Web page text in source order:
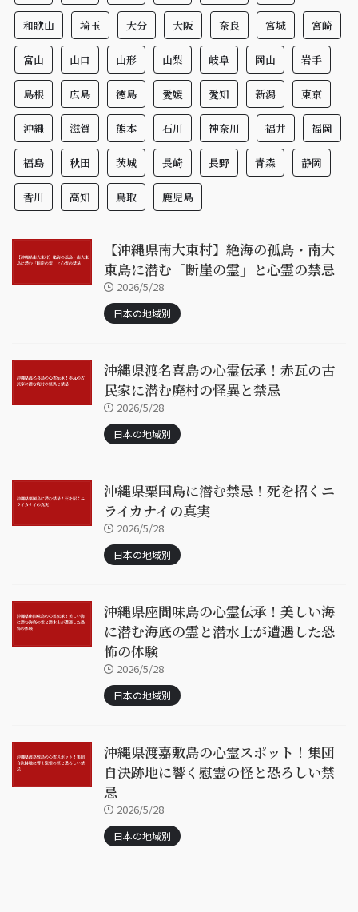
和歌山 埼玉 大分 大阪 奈良 宮城 宮崎
富山 山口 山形 山梨 岐阜 岡山 岩手
島根 広島 徳島 愛媛 愛知 新潟 東京
沖縄 滋賀 熊本 石川 神奈川 福井 福岡
福島 秋田 茨城 長崎 長野 青森 静岡
香川 高知 鳥取 鹿児島
【沖縄県南大東村】絶海の孤島・南大
東島に潜む「断崖の霊」と心霊の禁忌
2026/5/28
日本の地域別
沖縄県渡名喜島の心霊伝承！赤瓦の古
民家に潜む廃村の怪異と禁忌
2026/5/28
日本の地域別
沖縄県粟国島に潜む禁忌！死を招くニ
ライカナイの真実
2026/5/28
日本の地域別
沖縄県座間味島の心霊伝承！美しい海
に潜む海底の霊と潜水士が遭遇した恐
怖の体験
2026/5/28
日本の地域別
沖縄県渡嘉敷島の心霊スポット！集団
自決跡地に響く慰霊の怪と恐ろしい禁
忌
2026/5/28
日本の地域別